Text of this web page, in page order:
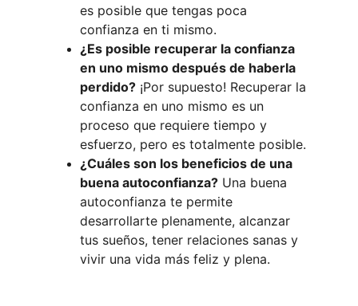
es posible que tengas poca
confianza en ti mismo.
¿Es posible recuperar la confianza
en uno mismo después de haberla
perdido? ¡Por supuesto! Recuperar la
confianza en uno mismo es un
proceso que requiere tiempo y
esfuerzo, pero es totalmente posible.
¿Cuáles son los beneficios de una
buena autoconfianza? Una buena
autoconfianza te permite
desarrollarte plenamente, alcanzar
tus sueños, tener relaciones sanas y
vivir una vida más feliz y plena.